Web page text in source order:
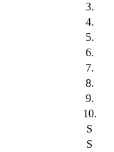
3.
4.
5.
6.
7.
8.
9.
10.
S
S